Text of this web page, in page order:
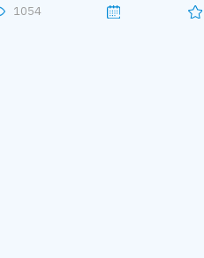
1054